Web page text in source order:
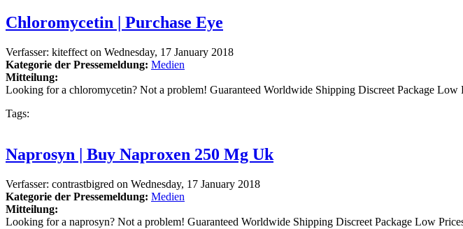
Chloromycetin | Purchase Eye
Verfasser: kiteffect on Wednesday, 17 January 2018
Kategorie der Pressemeldung: Medien
Mitteilung:
Looking for a chloromycetin? Not a problem! Guaranteed Worldwide Shipping Discreet Package Low
Tags:
Naprosyn | Buy Naproxen 250 Mg Uk
Verfasser: contrastbigred on Wednesday, 17 January 2018
Kategorie der Pressemeldung: Medien
Mitteilung:
Looking for a naprosyn? Not a problem! Guaranteed Worldwide Shipping Discreet Package Low